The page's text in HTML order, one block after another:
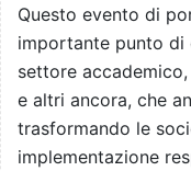
Questo evento di
importante punto di
settore
e altri ancora, che
trasformando le
implementazione